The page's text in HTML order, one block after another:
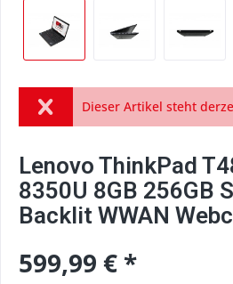
Dieser Artikel steht
Lenovo ThinkPad
8350U 8GB 256GB
Backlit WWAN
599,99 € *